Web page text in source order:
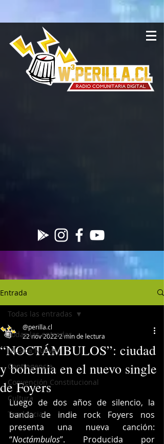
Entrada
Todas las entradas
Musica Nueva
Contingencia
Convención Constitucional
Cultura
Tendencias
Todas las entradas
“NOCTÁMBULOS”: ciudad
y bohemia en el nuevo single
de Foyers
@perilla.cl
22 nov 20222 min de lectura
Luego de dos años de silencio, la
banda de indie rock Foyers nos
presenta una nueva canción:
“Noctámbulos”. Producida por